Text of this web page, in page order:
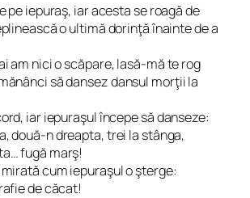
pe iepuraş, iar acesta se roagă de
o ultimă dorinţă înainte de a
am nici o scăpare, lasă-mă te rog
să dansez dansul morţii la
iar iepuraşul începe să danseze:
două-n dreapta, trei la stânga,
fugă marş!
cum iepuraşul o şterge:
de căcat!